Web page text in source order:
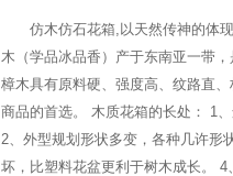
仿木仿石花箱,以天然传神的体现
木（学品冰品香）产于东南亚一带
樟木具有原料硬、强度高、纹路直
商品的首选。 木质花箱的长处： 1
2、外型规划形状多变，各种几许形
坏，比塑料花盆更利于树木成长。